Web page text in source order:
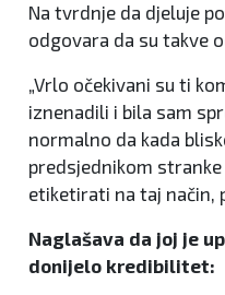
Na tvrdnje da djeluje
odgovara da su takve
„Vrlo očekivani su ti
iznenadili i bila sam
normalno da kada
predsjednikom stranke
etiketirati na taj način,
Naglašava da joj je
donijelo kredibilitet: